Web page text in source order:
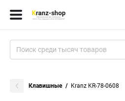
Клавишные Kranz KR-78-0608